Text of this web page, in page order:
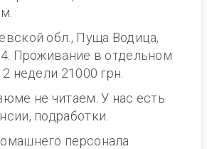
обл., Пуща Водица,
Проживание в отдельном
недели 21000 грн.
не читаем. У нас есть
подработки.
персонала